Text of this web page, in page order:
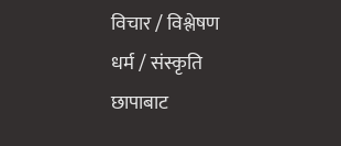
विचार / विश्लेषण
धर्म / संस्कृति
छापाबाट